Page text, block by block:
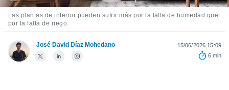
a la
la
todas
ya sean
nuestros
nos
CONFIGURACIÓN
Las plantas de interior pueden sufrir más por la falta de humedad que
por la falta de riego.
José David Díaz Mohedano
15/06/2026 15:09
6 min